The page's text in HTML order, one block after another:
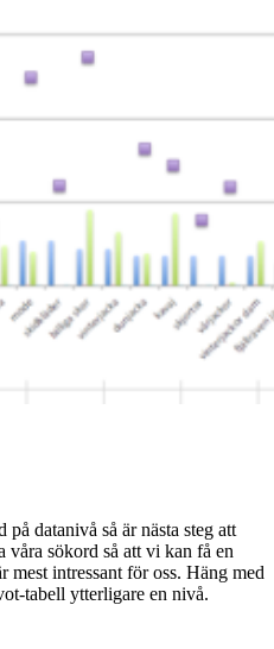
datanivå så är nästa steg att
våra sökord så att vi kan få en
intressant för oss. Häng med
tabell ytterligare en nivå.